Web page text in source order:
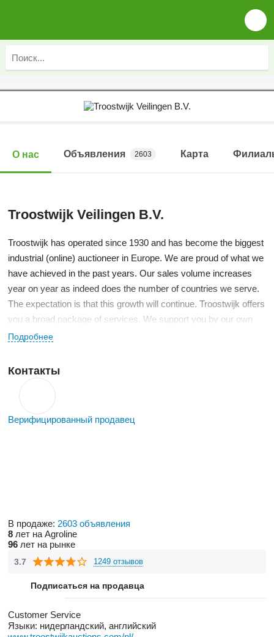
О нас Объявления 2603 Карта
Troostwijk Veilingen B.V.
Troostwijk has operated since 1930 and has become the biggest
industrial (online) auctioneer in Europe. We are proud of what we
have achieved in the past years. Our sales volume increases
year on year as indeed does the number of countries we serve.
The expectation is that this growth will continue. Troostwijk offers
you a broad package of services. We support you by our own
European offices with experienced specialists/experts with
Our services:
- Organise auctions
- Advice and consulting
- Project Asset Management
Подробнее
Контакты
Верифицированный продавец
В продаже: 2603 объявления
8 лет на Agroline
96 лет на рынке
3.7 1249 отзывов
Подписаться на продавца
Customer Service
Языки: нидерландский, английский